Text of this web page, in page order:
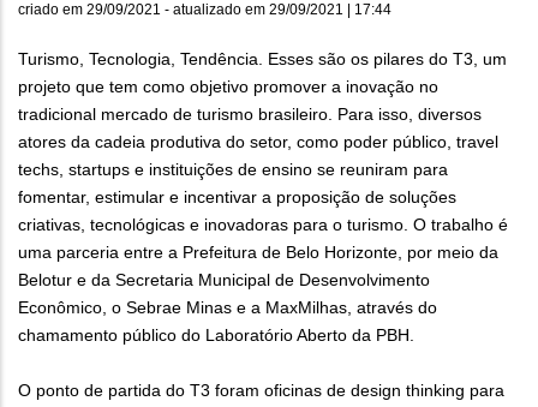
criado em 29/09/2021 - atualizado em 29/09/2021 | 17:44
Turismo, Tecnologia, Tendência. Esses são os pilares do T3, um
projeto que tem como objetivo promover a inovação no
tradicional mercado de turismo brasileiro. Para isso, diversos
atores da cadeia produtiva do setor, como poder público, travel
techs, startups e instituições de ensino se reuniram para
fomentar, estimular e incentivar a proposição de soluções
criativas, tecnológicas e inovadoras para o turismo. O trabalho é
uma parceria entre a Prefeitura de Belo Horizonte, por meio da
Belotur e da Secretaria Municipal de Desenvolvimento
Econômico, o Sebrae Minas e a MaxMilhas, através do
chamamento público do Laboratório Aberto da PBH.
O ponto de partida do T3 foram oficinas de design thinking para